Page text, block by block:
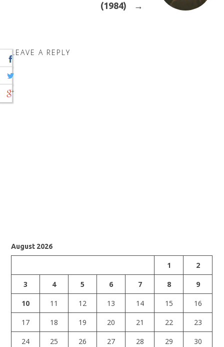
(1984)
→
LEAVE A REPLY
August 2026
1
2
3
4 5 6 7 8
9
10
11 12 13 14 15
16
17
18 19 20 21 22
23
24
25 26 27 28 29
30